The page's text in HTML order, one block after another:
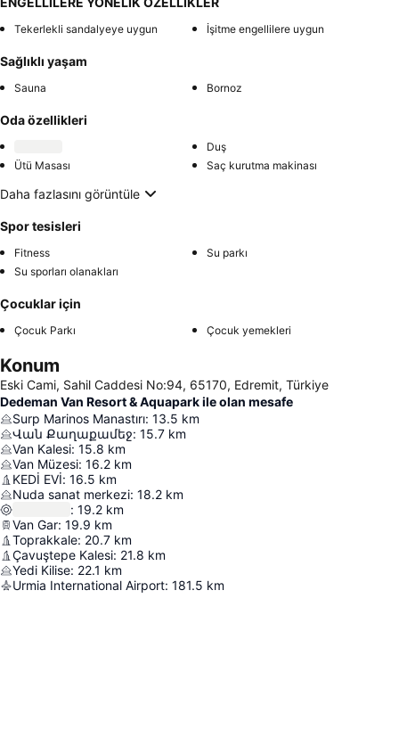
Tekerlekli sandalyeye uygun İşitme engellilere uygun
Sağlıklı yaşam
Sauna Bornoz
Oda özellikleri
Duş
Ütü Masası
Saç kurutma makinası
Daha fazlasını görüntüle
Spor tesisleri
Fitness
Su parkı
Su sporları olanakları
Çocuklar için
Çocuk Parkı Çocuk yemekleri
Konum
Eski Cami, Sahil Caddesi No:94, 65170, Edremit, Türkiye
Dedeman Van Resort & Aquapark ile olan mesafe
Surp Marinos Manastırı: 13.5 km
Վան Քաղաքամեջ: 15.7 km
Van Kalesi: 15.8 km
Van Müzesi: 16.2 km
KEDİ EVİ: 16.5 km
Nuda sanat merkezi: 18.2 km
: 19.2 km
Van Gar: 19.9 km
Toprakkale: 20.7 km
Çavuştepe Kalesi: 21.8 km
Yedi Kilise: 22.1 km
Urmia International Airport: 181.5 km